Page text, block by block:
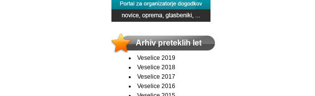
Arhiv preteklih let
Veselice 2019
Veselice 2018
Veselice 2017
Veselice 2016